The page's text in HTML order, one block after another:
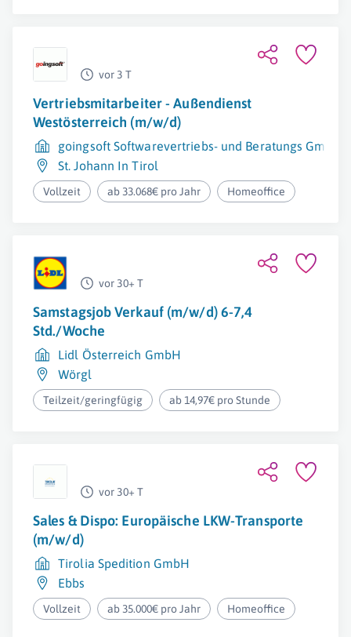
vor 3 T
Vertriebsmitarbeiter - Außendienst
Westösterreich (m/w/d)
goingsoft Softwarevertriebs- und Beratungs GmbH
St. Johann In Tirol
Vollzeit ab 33.068€ pro Jahr Homeoffice
vor 30+ T
Samstagsjob Verkauf (m/w/d) 6-7,4
Std./Woche
Lidl Österreich GmbH
Wörgl
Teilzeit/geringfügig ab 14,97€ pro Stunde
vor 30+ T
Sales & Dispo: Europäische LKW-Transporte
(m/w/d)
Tirolia Spedition GmbH
Ebbs
Vollzeit ab 35.000€ pro Jahr Homeoffice